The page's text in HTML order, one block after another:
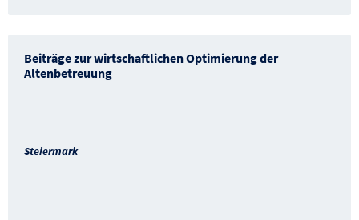
Beiträge zur wirtschaftlichen Optimierung der
Altenbetreuung
Steiermark